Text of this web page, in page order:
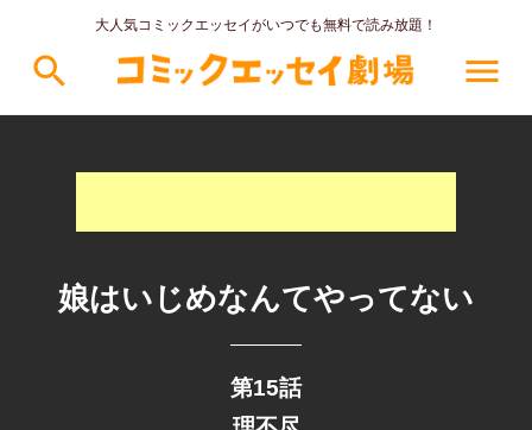
大人気コミックエッセイがいつでも無料で読み放題！
search menu
娘はいじめなんてやってない
第15話